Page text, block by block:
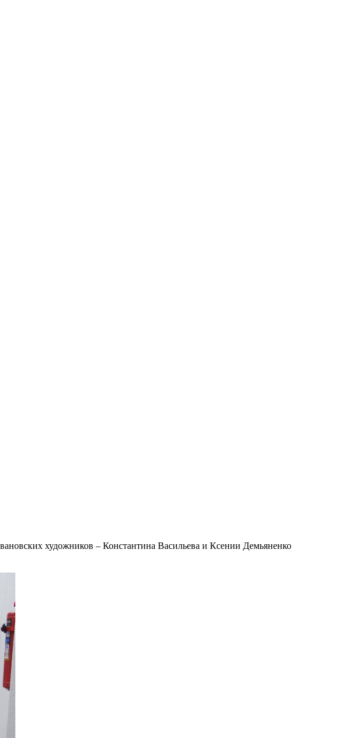
художников – Константина Васильева и Ксении Демьяненко